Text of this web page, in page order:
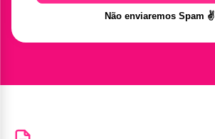
Não enviaremos Spam ✌️